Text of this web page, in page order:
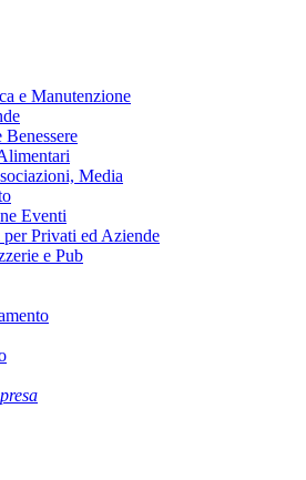
e Manutenzione
Media
Eventi
per Privati ed Aziende
e Pub